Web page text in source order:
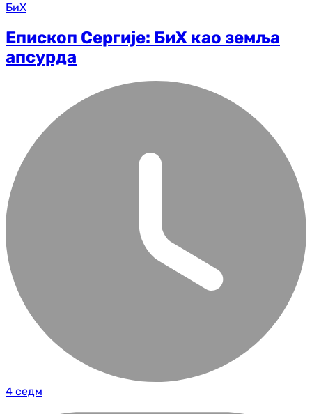
БиХ
Епископ Сергије: БиХ као земља
апсурда
4 седм